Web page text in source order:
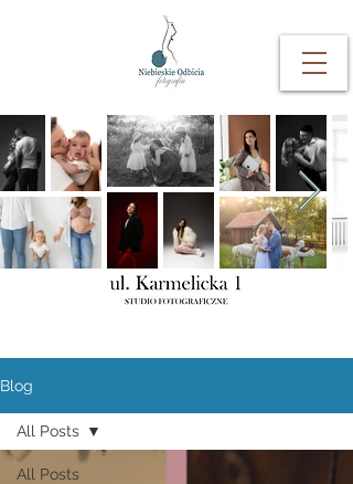
Blog
All Posts
All Posts